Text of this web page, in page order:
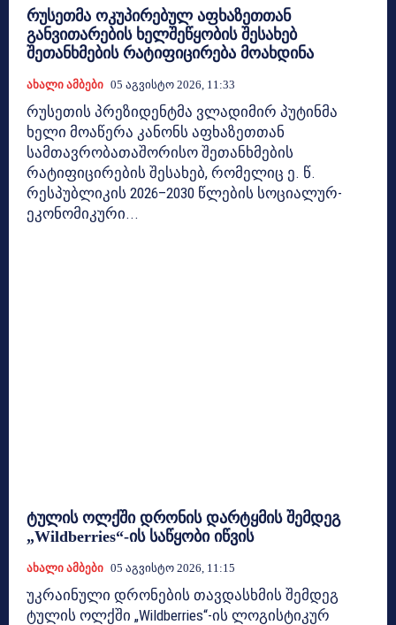
რუსეთმა ოკუპირებულ აფხაზეთთან
განვითარების ხელშეწყობის შესახებ
შეთანხმების რატიფიცირება მოახდინა
Ახალი Ამბები 05 Აგვისტო 2026, 11:33
რუსეთის პრეზიდენტმა ვლადიმირ პუტინმა
ხელი მოაწერა კანონს აფხაზეთთან
სამთავრობათაშორისო შეთანხმების
რატიფიცირების შესახებ, რომელიც ე. წ.
რესპუბლიკის 2026–2030 წლების სოციალურ-
ეკონომიკური...
ტულის ოლქში დრონის დარტყმის შემდეგ
„Wildberries“-ის საწყობი იწვის
Ახალი Ამბები 05 Აგვისტო 2026, 11:15
უკრაინული დრონების თავდასხმის შემდეგ
ტულის ოლქში „Wildberries“-ის ლოგისტიკურ